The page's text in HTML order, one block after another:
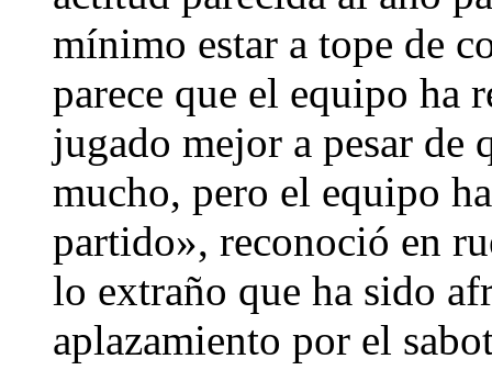
mínimo estar a tope de
parece que el equipo ha
jugado mejor a pesar de
mucho, pero el equipo
partido», reconoció en
lo extraño que ha sido
aplazamiento por el